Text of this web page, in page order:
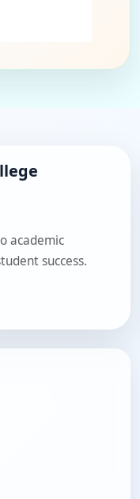
academic
success.